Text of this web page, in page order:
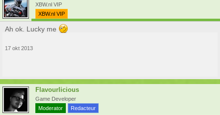
XBW.nl VIP
XBW.nl VIP
Ah ok. Lucky me
17 okt 2013
Flavourlicious
Game Developer
Moderator
Redacteur